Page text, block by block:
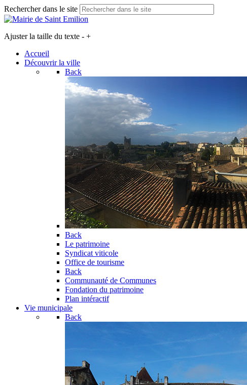
Rechercher dans le site
Ajuster la taille du texte - +
Accueil
Découvrir la ville
Back
Back
Le patrimoine
Syndicat viticole
Office de tourisme
Back
Communauté de Communes
Fondation du patrimoine
Plan intéractif
Vie municipale
Back